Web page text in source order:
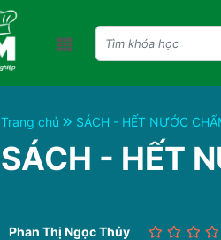
Trang chủ SÁCH - HẾT NƯỚC
SÁCH - HẾT
Phan Thị Ngọc Thủy